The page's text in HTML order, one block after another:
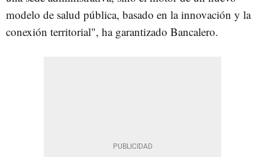
modelo de salud pública, basado en la innovación y la
conexión territorial", ha garantizado Bancalero.